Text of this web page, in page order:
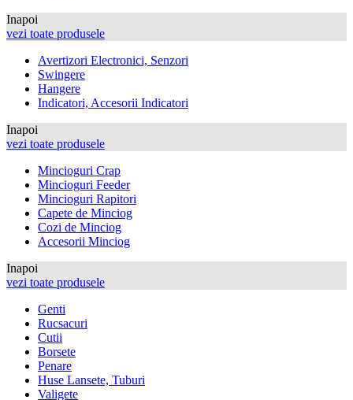
Inapoi
vezi toate produsele
Avertizori Electronici, Senzori
Swingere
Hangere
Indicatori, Accesorii Indicatori
Inapoi
vezi toate produsele
Mincioguri Crap
Mincioguri Feeder
Mincioguri Rapitori
Capete de Minciog
Cozi de Minciog
Accesorii Minciog
Inapoi
vezi toate produsele
Genti
Rucsacuri
Cutii
Borsete
Penare
Huse Lansete, Tuburi
Valigete